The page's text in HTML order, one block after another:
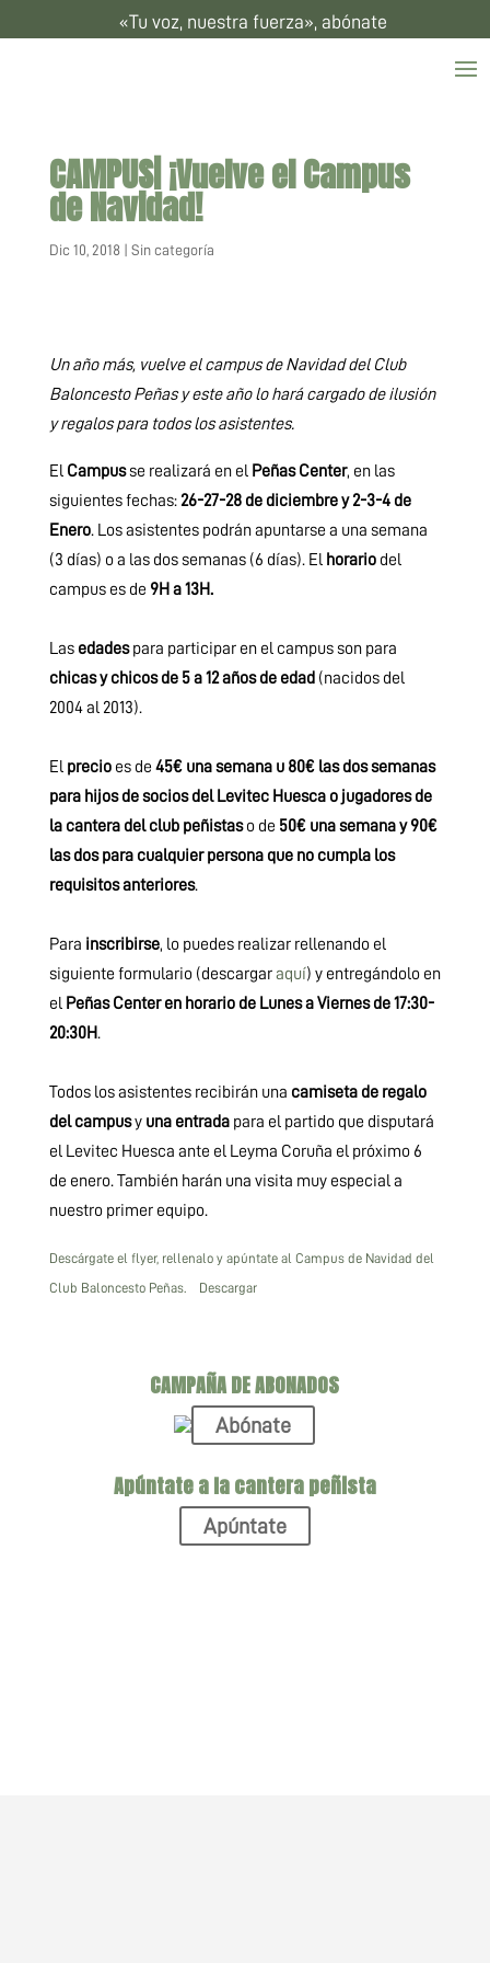
«Tu voz, nuestra fuerza», abónate
CAMPUS| ¡Vuelve el Campus
de Navidad!
Dic 10, 2018| Sin categoría
Un año más, vuelve el campus de Navidad del Club
Baloncesto Peñas y este año lo hará cargado de ilusión
y regalos para todos los asistentes.
El Campusse realizará en el Peñas Center, en las
siguientes fechas: 26-27-28 de diciembre y 2-3-4 de
Enero. Los asistentes podrán apuntarse a una semana
(3 días) o a las dos semanas (6 días). El horariodel
campus es de 9H a 13H.
Las edadespara participar en el campus son para
chicas y chicos de 5 a 12 años de edad (nacidos del
2004 al 2013).
El precioes de 45€ una semana u 80€ las dos semanas
para hijos de socios del Levitec Huesca o jugadores de
la cantera del club peñistaso de 50€ una semana y 90€
las dos para cualquier persona que no cumpla los
requisitos anteriores.
Para inscribirse, lo puedes realizar rellenando el
siguiente formulario (descargaraquí) y entregándolo en
el Peñas Center en horario de Lunes a Viernes de 17:30-
20:30H.
Todos los asistentes recibirán una camiseta de regalo
del campusy una entradapara el partido que disputará
el Levitec Huesca ante el Leyma Coruña el próximo 6
de enero. También harán una visita muy especial a
nuestro primer equipo.
Descárgate el flyer, rellenalo y apúntate al Campus de Navidad del
Club Baloncesto Peñas. Descargar
CAMPAÑA DE ABONADOS
Abónate
Apúntate a la cantera peñista
Apúntate